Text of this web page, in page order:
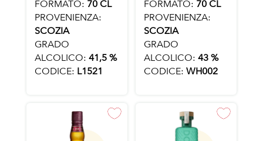
FORMATO: 70 CL
PROVENIENZA:
SCOZIA
GRADO
ALCOLICO: 41,5 %
CODICE: L1521
FORMATO: 70 CL
PROVENIENZA:
SCOZIA
GRADO
ALCOLICO: 43 %
CODICE: WH002